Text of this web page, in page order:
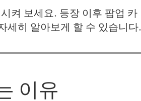
켜 보세요. 등장 이후 팝업 카
세히 알아보게 할 수 있습니다.
이유